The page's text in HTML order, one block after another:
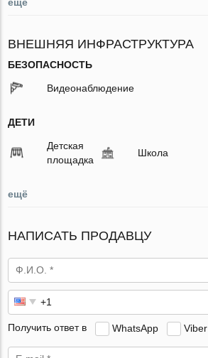
ВНЕШНЯЯ ИНФРАСТРУКТУРА
БЕЗОПАСНОСТЬ
Видеонаблюдение
ДЕТИ
Детская
площадка
Школа
ещё
НАПИСАТЬ ПРОДАВЦУ
Получить ответ в WhatsApp Viber